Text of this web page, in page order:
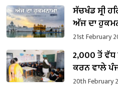
ਸੱਚਖੰਡ ਸ੍ਰੀ
ਅੱਜ ਦਾ
21st February
2,000 ਤੋਂ ਵੱਧ
ਕਰਨ ਵਾਲੇ
ਹਰਜੋਤ ਸਿੰਘ
20th February